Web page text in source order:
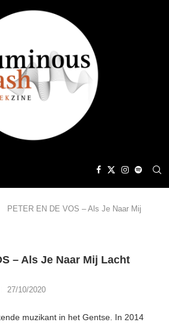
PETER EN DE VOS – Als Je Naar Mij
– Als Je Naar Mij Lacht
27/10/2020
muzikant in het Gentse. In 2014